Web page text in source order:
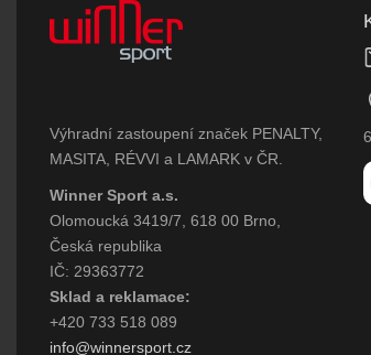
Výhradní zastoupení značek PENALTY,
MASITA, RÉVVI a LAMARK v ČR.
Winner Sport a.s.
Olomoucká 3419/7, 618 00 Brno,
Česká republika
IČ: 29363772
Sklad a reklamace:
+420 733 518 089
info@winnersport.cz